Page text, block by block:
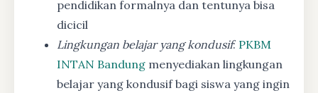
pendidikan formalnya dan tentunya bisa
dicicil
Lingkungan belajar yang kondusif: PKBM
INTAN Bandung menyediakan lingkungan
belajar yang kondusif bagi siswa yang ingin